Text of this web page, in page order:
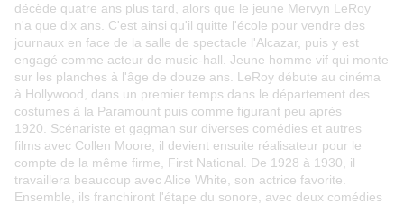
décède quatre ans plus tard, alors que le jeune Mervyn LeRoy
n'a que dix ans. C'est ainsi qu'il quitte l'école pour vendre des
journaux en face de la salle de spectacle l'Alcazar, puis y est
engagé comme acteur de music-hall. Jeune homme vif qui monte
sur les planches à l'âge de douze ans. LeRoy débute au cinéma
à Hollywood, dans un premier temps dans le département des
costumes à la Paramount puis comme figurant peu après
1920. Scénariste et gagman sur diverses comédies et autres
films avec Collen Moore, il devient ensuite réalisateur pour le
compte de la même firme, First National. De 1928 à 1930, il
travaillera beaucoup avec Alice White, son actrice favorite.
Ensemble, ils franchiront l'étape du sonore, avec deux comédies